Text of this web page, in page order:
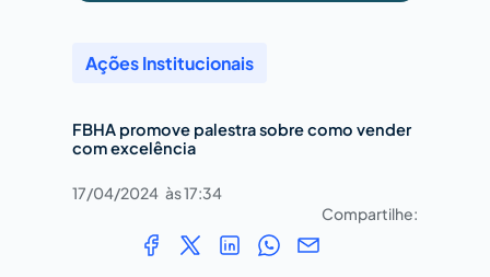
Ações Institucionais
FBHA promove palestra sobre como vender
com excelência
17/04/2024 às17:34
Compartilhe: